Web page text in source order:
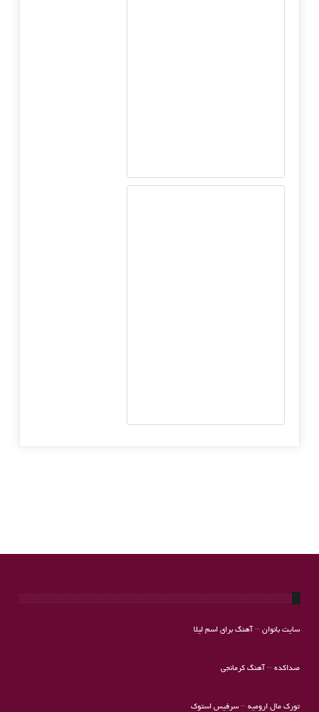
سایت بانوان– آهنگ برای اسم لیلا
صداکده– آهنگ کرمانجی
تورک مال ارومیه–سرفیس استوک